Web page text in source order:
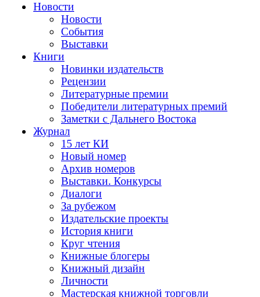
Новости
Новости
События
Выставки
Книги
Новинки издательств
Рецензии
Литературные премии
Победители литературных премий
Заметки с Дальнего Востока
Журнал
15 лет КИ
Новый номер
Архив номеров
Выставки. Конкурсы
Диалоги
За рубежом
Издательские проекты
История книги
Круг чтения
Книжные блогеры
Книжный дизайн
Личности
Мастерская книжной торговли